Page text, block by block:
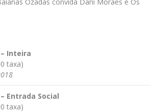
Inteira
taxa)
Entrada Social
taxa)